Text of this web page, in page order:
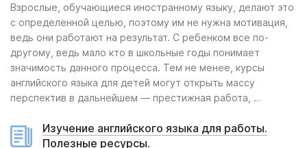
Взрослые, обучающиеся иностранному языку, делают это
с определенной целью, поэтому им не нужна мотивация,
ведь они работают на результат. С ребенком все по-
другому, ведь мало кто в школьные годы понимает
значимость данного процесса. Тем не менее, курсы
английского языка для детей могут открыть массу
перспектив в дальнейшем — престижная работа, …
Изучение английского языка для работы.
Полезные ресурсы.